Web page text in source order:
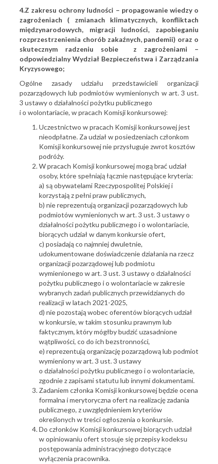
4.Z zakresu ochrony ludności – propagowanie wiedzy o
zagrożeniach ( zmianach klimatycznych, konfliktach
międzynarodowych, migracji ludności, zapobieganiu
rozprzestrzenienia chorób zakaźnych, pandemii) oraz o
skutecznym radzeniu sobie z zagrożeniami –
odpowiedzialny Wydział Bezpieczeństwa i Zarządzania
Kryzysowego;
Ogólne zasady udziału przedstawicieli organizacji
pozarządowych lub podmiotów wymienionych w art. 3 ust.
3 ustawy o działalności pożytku publicznego
i o wolontariacie, w pracach Komisji konkursowej:
Uczestnictwo w pracach Komisji konkursowej jest
nieodpłatne. Za udział w posiedzeniach członkom
Komisji konkursowej nie przysługuje zwrot kosztów
podróży.
W pracach Komisji konkursowej mogą brać udział
osoby, które spełniają łącznie następujące kryteria:
a) są obywatelami Rzeczypospolitej Polskiej i
korzystają z pełni praw publicznych,
b) nie reprezentują organizacji pozarządowych lub
podmiotów wymienionych w art. 3 ust. 3 ustawy o
działalności pożytku publicznego i o wolontariacie,
biorących udział w danym konkursie ofert,
c) posiadają co najmniej dwuletnie,
udokumentowane doświadczenie działania na rzecz
organizacji pozarządowej lub podmiotu
wymienionego w art. 3 ust. 3 ustawy o działalności
pożytku publicznego i o wolontariacie w zakresie
wybranych zadań publicznych przewidzianych do
realizacji w latach 2021-2025,
d) nie pozostają wobec oferentów biorących udział
w konkursie, w takim stosunku prawnym lub
faktycznym, który mógłby budzić uzasadnione
wątpliwości, co do ich bezstronności,
e) reprezentują organizację pozarządową lub podmiot
wymieniony w art. 3 ust. 3 ustawy
o działalności pożytku publicznego i o wolontariacie,
zgodnie z zapisami statutu lub innymi dokumentami.
Zadaniem członka Komisji konkursowej będzie ocena
formalna i merytoryczna ofert na realizację zadania
publicznego, z uwzględnieniem kryteriów
określonych w treści ogłoszenia o konkursie.
Do członków Komisji konkursowej biorących udział
w opiniowaniu ofert stosuje się przepisy kodeksu
postępowania administracyjnego dotyczące
wyłączenia pracownika.